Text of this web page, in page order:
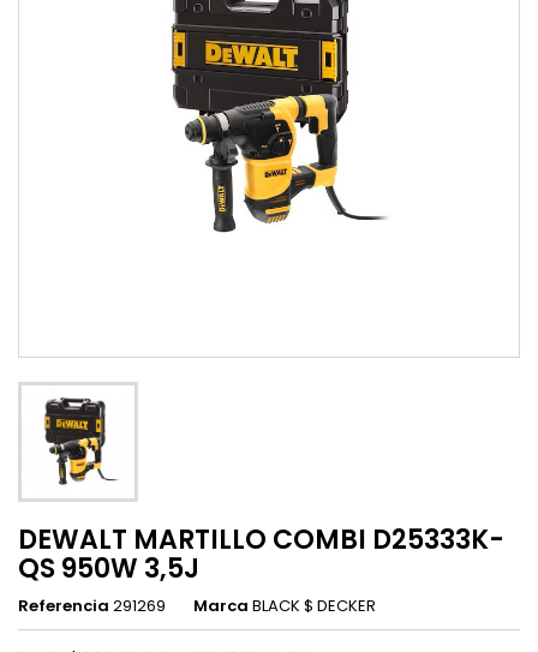
DEWALT MARTILLO COMBI D25333K-
QS 950W 3,5J
Referencia 291269 Marca BLACK $ DECKER